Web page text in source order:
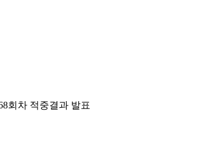
회차 적중결과 발표